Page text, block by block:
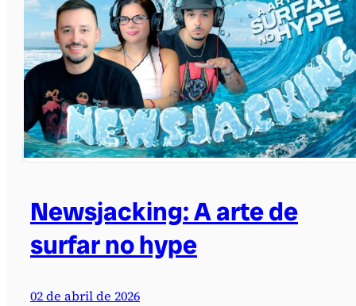
Newsjacking: A arte de
surfar no hype
02 de abril de 2026